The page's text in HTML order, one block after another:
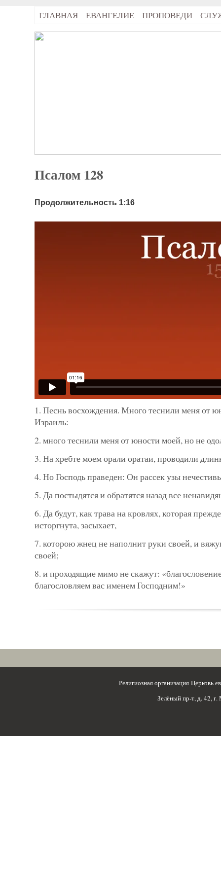
ГЛАВНАЯ ЕВАНГЕЛИЕ ПРОПОВЕДИ
Псалом 128
Продолжительность 1:16
1. Песнь восхождения. Много теснили меня от
Израиль:
2. много теснили меня от юности моей, но не
3. На хребте моем орали оратаи, проводили
4. Но Господь праведен: Он рассек узы
5. Да постыдятся и обратятся назад все
6. Да будут, как трава на кровлях, которая
исторгнута, засыхает,
7. которою жнец не наполнит руки своей, и
своей;
8. и проходящие мимо не скажут:
благословляем вас именем Господним!»
Религиозная организация
Зелёный пр-т, д. 42,